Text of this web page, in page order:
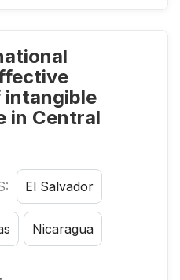
intangible
in Central
El Salvador
Nicaragua